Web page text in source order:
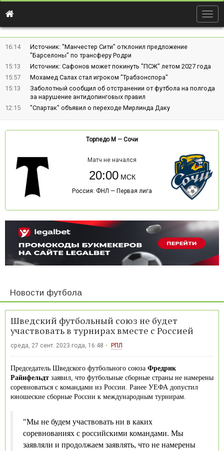
16:14
Источник: "Манчестер Сити" отклонил предложение
"Барселоны" по трансферу Родри
15:13
Источник: Сафонов может покинуть "ПСЖ" летом 2027 года
15:57
Мохамед Салах стал игроком "Трабзонспора"
15:13
Заболотный сообщил об отстранении от футбола на полгода
за нарушение антидопинговых правил
12:15
"Спартак" объявил о переходе Мирлинда Даку
Торпедо М — Сочи
Матч не начался
20:00
Россия: ФНЛ — Первая лига
Новости футбола
Шведский футбольный союз не будет
участвовать в турнирах вместе с Россией
среда, 27 сент. 2023 года, 16:48 РПЛ
Председатель Шведского футбольного союза Фредрик
Райнфельдт заявил, что футбольные сборные страны не намерены
соревноваться с командами из России. Ранее УЕФА допустил
юношеские сборные России к международным турнирам.
"Мы не будем участвовать ни в каких
соревнованиях с российскими командами. Мы
заявляли и продолжаем заявлять, что не намерены